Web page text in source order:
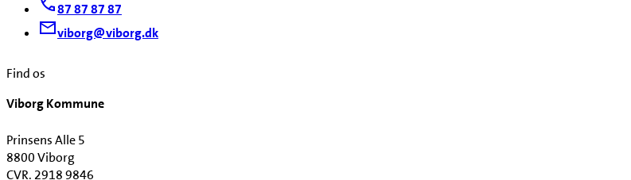
87 87 87 87
viborg@viborg.dk
Find os
Viborg Kommune
Prinsens Alle 5
8800 Viborg
CVR. 2918 9846